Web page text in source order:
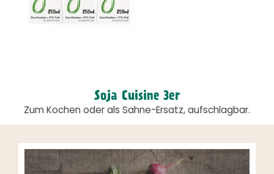
Soja Cuisine 3er
Zum Kochen oder als Sahne-Ersatz, aufschlagbar.